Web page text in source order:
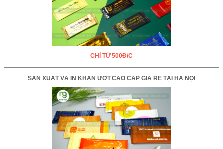
CHỈ TỪ 500Đ/C
SẢN XUẤT VÀ IN KHĂN ƯỚT CAO CẤP GIÁ RẺ TẠI HÀ NỘI